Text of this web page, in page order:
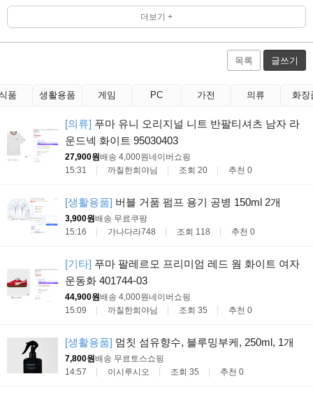
더보기 +
목록 글쓰기
품 생활용품 게임 PC 가전 의류 화장
[의류] 푸마 유니 오리지널 니트 반팔티셔츠 남자 라
운드넥 화이트 95030403
27,900원배송 4,000원네이버쇼핑
15:31
까칠한희야님 조회 20 추천 0
[생활용품] 버블 거품 펌프 용기 공병 150ml 2개
3,900원배송 무료쿠팡
15:16
가나다라748 조회 118 추천 0
[기타] 푸마 팔레르모 프리미엄 레드 웜 화이트 여자
운동화 401744-03
44,900원배송 4,000원네이버쇼핑
15:09
까칠한희야님 조회 35 추천 0
[생활용품] 멈칫 섬유향수, 블루밍부케, 250ml, 1개
7,800원배송 무료토스쇼핑
14:57
이시루시오 조회 35 추천 0